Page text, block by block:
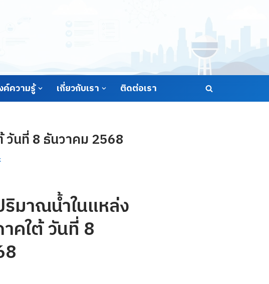
ค์ความรู้ เกี่ยวกับเรา ติดต่อเรา
วันที่ 8 ธันวาคม 2568
มาณน้ำในแหล่ง
คใต้ วันที่ 8